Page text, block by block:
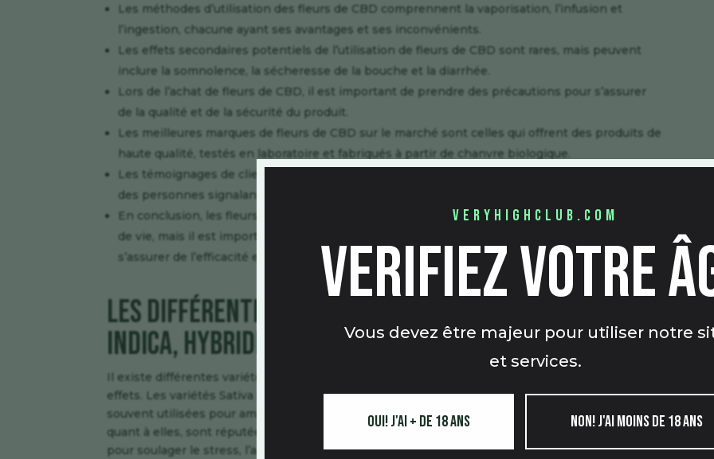
Les méthodes d’utilisation des fleurs de CBD comprennent la vaporisation, l’infusion et
l’ingestion, chacune ayant ses avantages et ses inconvénients.
Les effets secondaires potentiels de l’utilisation de fleurs de CBD sont rares, mais peuvent
inclure la somnolence, la sécheresse de la bouche et la diarrhée.
Lors de l’achat de fleurs de CBD, il est important de prendre des précautions pour s’assurer
de la qualité et de la sécurité du produit.
Les meilleures marques de fleurs de CBD sur le marché sont celles qui offrent des produits de
haute qualité, testés en laboratoire et fabriqués à partir de chanvre biologique.
Les témoignages de clients satisfaits de l’utilisation de fleurs de CBD sont nombreux, avec
des personnes signalant des améliorations significatives de leur santé et de leur bien-être.
En conclusion, les fleurs de CBD peuvent être un choix judicieux pour améliorer votre qualité
de vie, mais il est important de faire des recherches et de prendre des précautions pour
s’assurer de l’efficacité et de la sécurité du produit.
Les différentes variétés de fleurs de CBD: Sativa,
Indica, Hybrides
Il existe différentes variétés de fleurs de CBD, chacune ayant ses propres caractéristiques et
effets. Les variétés Sativa sont connues pour leurs effets énergisants et stimulants. Elles sont
souvent utilisées pour améliorer la concentration, l’humeur et la créativité. Les variétés Indica,
quant à elles, sont réputées pour leurs effets relaxants et apaisants. Elles sont souvent utilisées
pour soulager le stress, l’anxiété et favoriser le sommeil. Les variétés hybrides sont un mélange
veryhighclub.com
verifiez votre
Vous devez être majeur pour utiliser notre
et services.
Oui! j'ai + de 18 ans Non! j'ai moins de 18 ans